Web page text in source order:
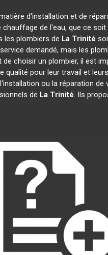
d'installation et de
de l'eau, que ce
les plombiers de La Trinité
demandé, mais les
de choisir un plombier, il est
qualité pour leur travail et
ou la réparation
de La Trinité. Ils